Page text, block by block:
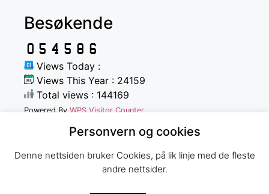
Besøkende
Views Today :
Views This Year : 24159
Total views : 144169
Powered By WPS Visitor Counter
Personvern og cookies
Denne nettsiden bruker Cookies, på lik linje med de fleste
andre nettsider.